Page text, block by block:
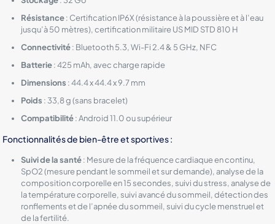
Résistance: Certification IP6X (résistance à la poussière et à l’eau
jusqu’à 50 mètres), certification militaire US MID STD 810 H
Connectivité: Bluetooth 5.3, Wi-Fi 2.4 & 5 GHz, NFC
Batterie: 425 mAh, avec charge rapide
Dimensions : 44.4 x 44.4 x 9.7 mm
Poids : 33,8 g (sans bracelet)
Compatibilité: Android 11.0 ou supérieur
Fonctionnalités de bien-être et sportives :
Suivi de la santé: Mesure de la fréquence cardiaque en continu,
SpO2 (mesure pendant le sommeil et sur demande), analyse de la
composition corporelle en 15 secondes, suivi du stress, analyse de
la température corporelle, suivi avancé du sommeil, détection des
ronflements et de l’apnée du sommeil, suivi du cycle menstruel et
de la fertilité.